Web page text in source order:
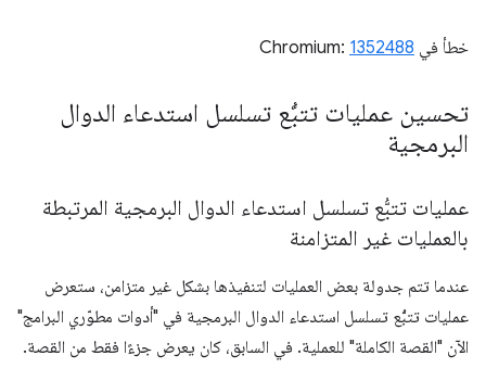
خطأ في Chromium: 1352488
تحسين عمليات تتبُّع تسلسل استدعاء الدوال
البرمجية
عمليات تتبُّع تسلسل استدعاء الدوال البرمجية المرتبطة
بالعمليات غير المتزامنة
عندما تتم جدولة بعض العمليات لتنفيذها بشكل غير متزامن، ستعرض
عمليات تتبُّع تسلسل استدعاء الدوال البرمجية في "أدوات مطوّري البرامج"
الآن "القصة الكاملة" للعملية. في السابق، كان يعرض جزءًا فقط من القصة.